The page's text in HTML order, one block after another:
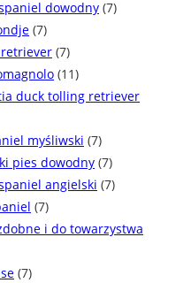
dowodny (7)
(7)
(7)
(11)
duck tolling retriever
myśliwski (7)
pies dowodny (7)
angielski (7)
(7)
i do towarzystwa
(7)